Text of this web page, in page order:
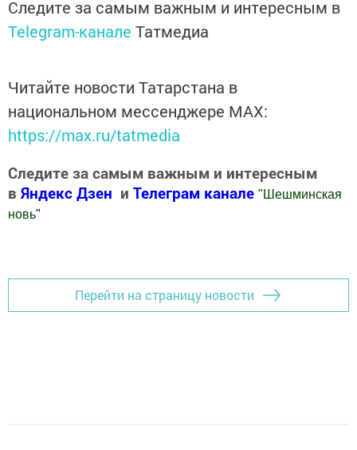
Следите за самым важным и интересным в
Telegram-канале Татмедиа
Читайте новости Татарстана в
национальном мессенджере MАХ:
https://max.ru/tatmedia
Следите за самым важным и интересным
в Яндекс Дзен и Телеграм канале " Шешминская
новь"
Перейти на страницу новости